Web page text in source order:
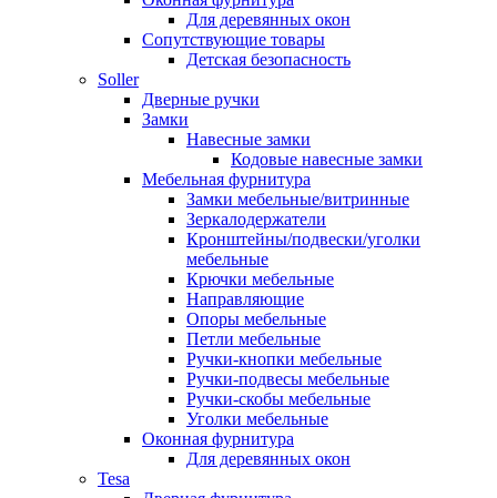
Для деревянных окон
Сопутствующие товары
Детская безопасность
Soller
Дверные ручки
Замки
Навесные замки
Кодовые навесные замки
Мебельная фурнитура
Замки мебельные/витринные
Зеркалодержатели
Кронштейны/подвески/уголки
мебельные
Крючки мебельные
Направляющие
Опоры мебельные
Петли мебельные
Ручки-кнопки мебельные
Ручки-подвесы мебельные
Ручки-скобы мебельные
Уголки мебельные
Оконная фурнитура
Для деревянных окон
Tesa